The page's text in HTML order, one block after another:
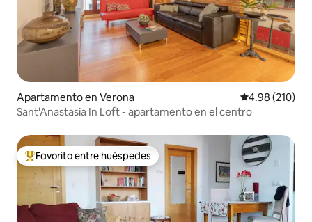
Apartamento en Verona Calificación
4.98 (210)
Sant'Anastasia In Loft - apartamento en el centro
Favorito entre huéspedes preferido
Favorito entre huéspedes